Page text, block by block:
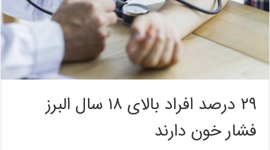
۲۹ درصد افراد بالای ۱۸ سال البرز
فشار خون دارند